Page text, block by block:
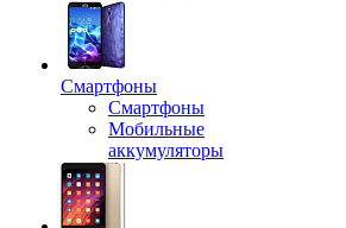
Смартфоны
Смартфоны
Мобильные
аккумуляторы